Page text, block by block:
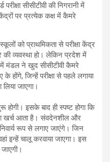
सीसीटीवी की निगरानी में
पर प्रत्येक कक्ष में कैमरे
को प्राथमिकता से परीक्षा केंद्र
की व्यवस्था हो। लेकिन प्रदेश में
मंडल ने खुद सीसीटीवी कैमरे
होंगे, जिन्हें परीक्षा से पहले लगाया
जाएगा।
होगी। इसके बाद ही स्पष्ट होगा कि
खर्च आता है। संवदेनशील और
रूप से लगाए जाएंगे। जिन
इन्हें चालू करवाया जाएगा। इस
जाएगी।